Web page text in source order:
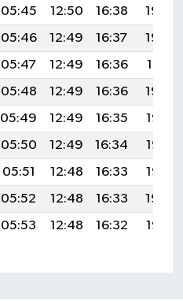
05:45 12:50 16:38
19:44
05:46 12:49 16:37
19:43
05:47 12:49 16:36
19:41
05:48 12:49 16:36
19:40
05:49 12:49 16:35
19:38
05:50 12:49 16:34
19:37
05:51 12:48 16:33
19:35
05:52 12:48 16:33
19:34
05:53 12:48 16:32 19:32